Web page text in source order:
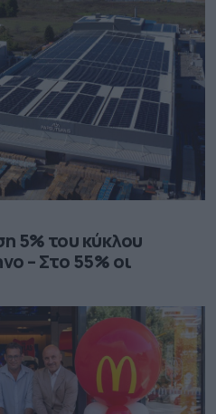
5% του κύκλου
– Στο 55% οι